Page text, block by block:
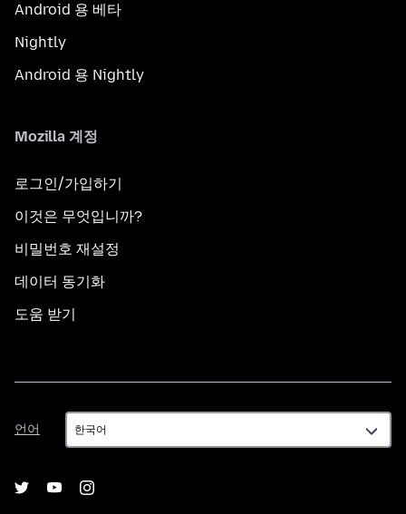
Android 용 베타
Nightly
Android 용 Nightly
Mozilla 계정
로그인/가입하기
이것은 무엇입니까?
비밀번호 재설정
데이터 동기화
도움 받기
언어
언
어